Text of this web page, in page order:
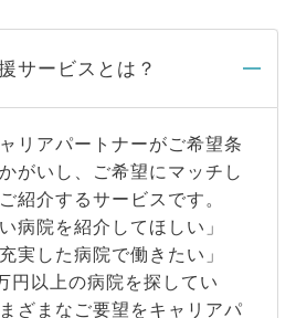
サービスとは？
リアパートナーがご希望条
がいし、ご希望にマッチし
紹介するサービスです。
病院を紹介してほしい」
実した病院で働きたい」
円以上の病院を探してい
ざまなご要望をキャリアパ